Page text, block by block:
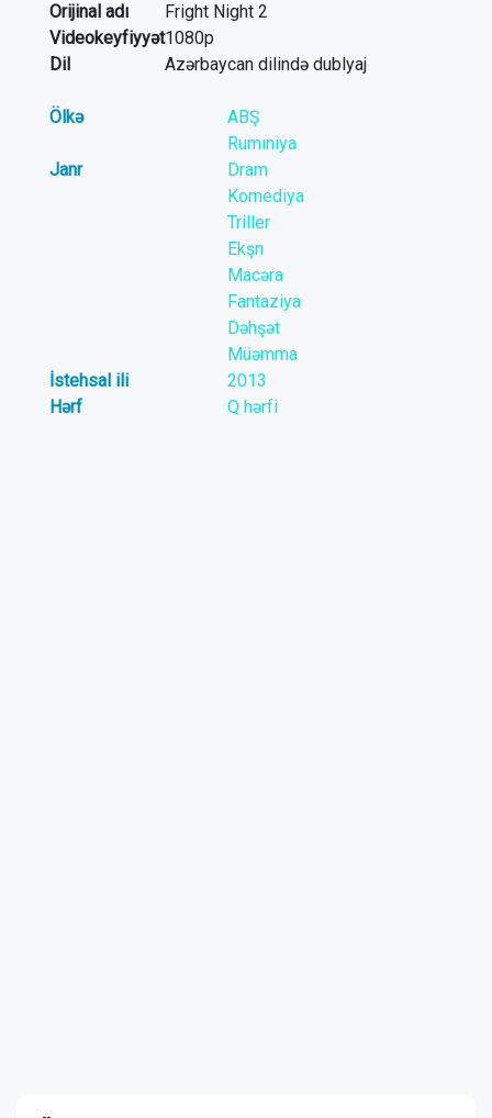
Orijinal adı
Fright Night 2
Videokeyfiyyət1080p
Dil
Azərbaycan dilində dublyaj
Ölkə
ABŞ
Rumıniya
Janr
Dram
Komediya
Triller
Ekşn
Macəra
Fantaziya
Dəhşət
Müəmma
İstehsal ili
2013
Hərf
Q hərfi